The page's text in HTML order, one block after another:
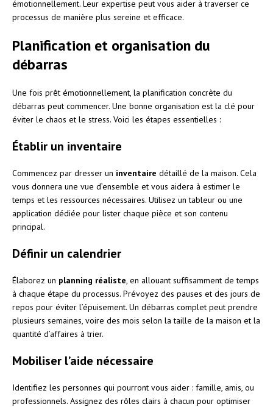
émotionnellement. Leur expertise peut vous aider à traverser ce
processus de manière plus sereine et efficace.
Planification et organisation du
débarras
Une fois prêt émotionnellement, la planification concrète du
débarras peut commencer. Une bonne organisation est la clé pour
éviter le chaos et le stress. Voici les étapes essentielles :
Établir un inventaire
Commencez par dresser un inventaire détaillé de la maison. Cela
vous donnera une vue d’ensemble et vous aidera à estimer le
temps et les ressources nécessaires. Utilisez un tableur ou une
application dédiée pour lister chaque pièce et son contenu
principal.
Définir un calendrier
Élaborez un planning réaliste , en allouant suffisamment de temps
à chaque étape du processus. Prévoyez des pauses et des jours de
repos pour éviter l’épuisement. Un débarras complet peut prendre
plusieurs semaines, voire des mois selon la taille de la maison et la
quantité d’affaires à trier.
Mobiliser l’aide nécessaire
Identifiez les personnes qui pourront vous aider : famille, amis, ou
professionnels. Assignez des rôles clairs à chacun pour optimiser